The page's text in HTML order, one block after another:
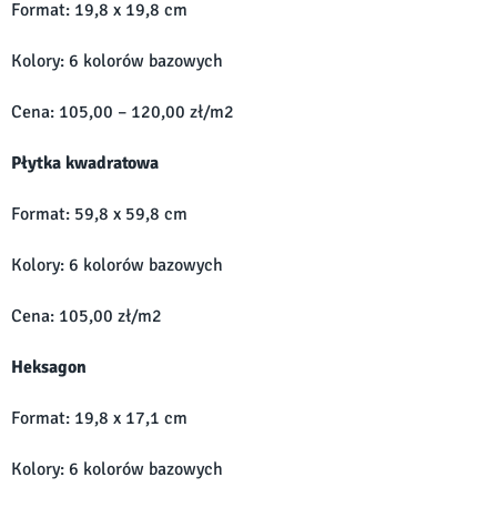
Format: 19,8 x 19,8 cm
Kolory: 6 kolorów bazowych
Cena: 105,00 – 120,00 zł/m2
Płytka kwadratowa
Format: 59,8 x 59,8 cm
Kolory: 6 kolorów bazowych
Cena: 105,00 zł/m2
Heksagon
Format: 19,8 x 17,1 cm
Kolory: 6 kolorów bazowych